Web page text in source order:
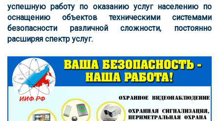
успешную работу по оказанию услуг населению по
оснащению объектов техническими системами
безопасности различной сложности, постоянно
расширяя спектр услуг.